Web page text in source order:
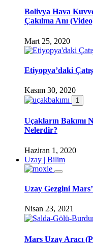
Bolivya Hava
Çakılma Anı
Mart 25, 2020
Etiyopya’daki
Kasım 30, 2020
1
Uçakların Bakımı
Nelerdir?
Haziran 1, 2020
Uzay | Bilim
Uzay Gezgini
Nisan 23, 2021
Mars Uzay Aracı